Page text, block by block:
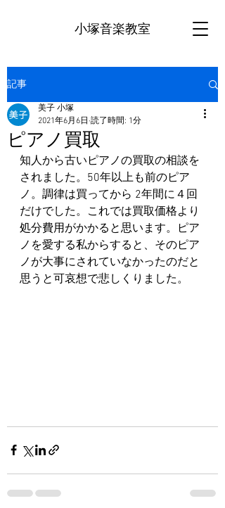
小塚音楽教室
記事
ピアノ買取
美子 小塚
2021年6月6日 読了時間: 1分
知人から古いピアノの買取の相談を
されました。50年以上も前のピア
ノ。調律は買ってから 2年間に４回
だけでした。これでは買取価格より
処分費用がかかると思います。ピア
ノを愛する私からすると、そのピア
ノが大事にされていなかったのだと
思うと可哀想で悲しくりました。